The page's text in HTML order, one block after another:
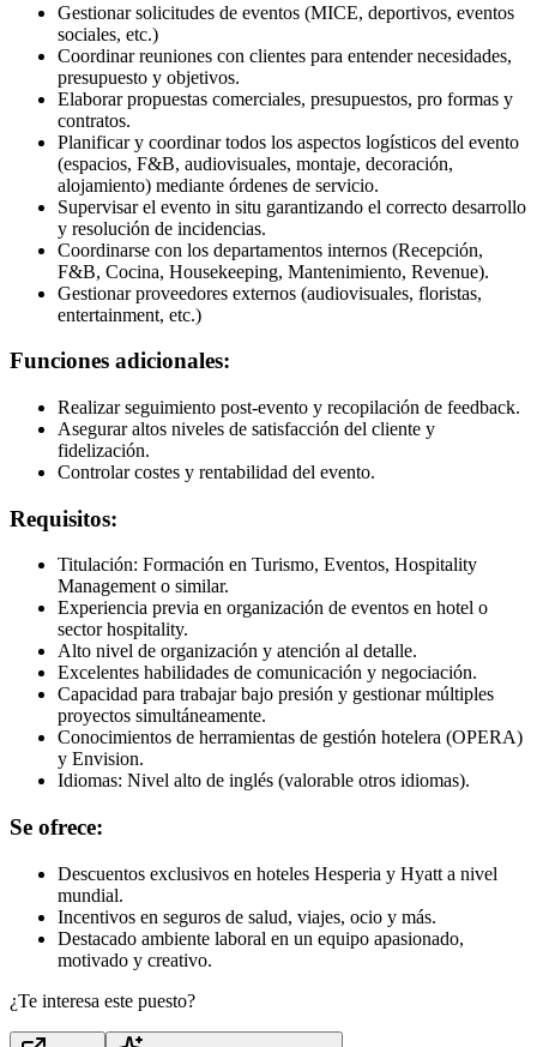
Gestionar solicitudes de eventos (MICE, deportivos, eventos
sociales, etc.)
Coordinar reuniones con clientes para entender necesidades,
presupuesto y objetivos.
Elaborar propuestas comerciales, presupuestos, pro formas y
contratos.
Planificar y coordinar todos los aspectos logísticos del evento
(espacios, F&B, audiovisuales, montaje, decoración,
alojamiento) mediante órdenes de servicio.
Supervisar el evento in situ garantizando el correcto desarrollo
y resolución de incidencias.
Coordinarse con los departamentos internos (Recepción,
F&B, Cocina, Housekeeping, Mantenimiento, Revenue).
Gestionar proveedores externos (audiovisuales, floristas,
entertainment, etc.)
Funciones adicionales:
Realizar seguimiento post-evento y recopilación de feedback.
Asegurar altos niveles de satisfacción del cliente y
fidelización.
Controlar costes y rentabilidad del evento.
Requisitos:
Titulación: Formación en Turismo, Eventos, Hospitality
Management o similar.
Experiencia previa en organización de eventos en hotel o
sector hospitality.
Alto nivel de organización y atención al detalle.
Excelentes habilidades de comunicación y negociación.
Capacidad para trabajar bajo presión y gestionar múltiples
proyectos simultáneamente.
Conocimientos de herramientas de gestión hotelera (OPERA)
y Envision.
Idiomas: Nivel alto de inglés (valorable otros idiomas).
Se ofrece:
Descuentos exclusivos en hoteles Hesperia y Hyatt a nivel
mundial.
Incentivos en seguros de salud, viajes, ocio y más.
Destacado ambiente laboral en un equipo apasionado,
motivado y creativo.
¿Te interesa este puesto?